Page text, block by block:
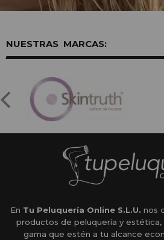
MARCAS:
En Tu Peluquería Online S.L.U. nos
productos de peluquería y estética,
gama que estén a tu alcance